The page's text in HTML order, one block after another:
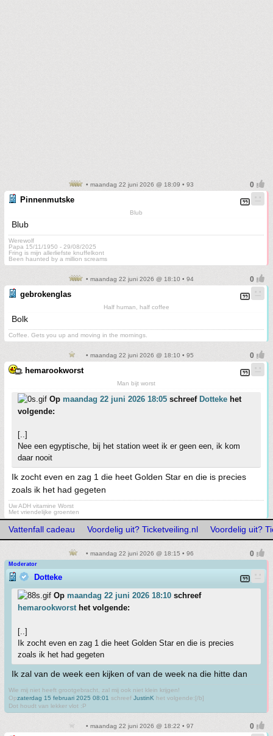
• maandag 22 juni 2026 @ 18:09 • 93
Pinnenmutske
Blub
Blub
Werewolf
Papa 15/11/1950 - 29/08/2025
Fring is mijn allerliefste knuffelkont
Been haunted by a million screams
• maandag 22 juni 2026 @ 18:10 • 94
gebrokenglas
Half human, half coffee
Bolk
Coffee. Gets you up and moving in the mornings.
• maandag 22 juni 2026 @ 18:10 • 95
hemarookworst
Man bijt worst
Op maandag 22 juni 2026 18:05 schreef Dotteke het
volgende:
[..]
Nee een egyptische, bij het station weet ik er geen een, ik kom
daar nooit
Ik zocht even en zag 1 die heet Golden Star en die is precies
zoals ik het had gegeten
Uw ADH vitamine Worst
Met vriendelijke groenten
Vattenfall cadeau Voordelig uit? Ticketveiling.nl Voordelig uit?
• maandag 22 juni 2026 @ 18:15 • 96
Moderator
Dotteke
Op maandag 22 juni 2026 18:10 schreef
hemarookworsthet volgende:
[..]
Ik zocht even en zag 1 die heet Golden Star en die is precies
zoals ik het had gegeten
Ik zal van de week een kijken of van de week na die hitte dan
Wie mij niet heeft grootgebracht, zal mij ook niet klein krijgen!
Opzaterdag 15 februari 2025 08:01 schreef JustinK het volgende:[/b]
Dot houdt van lekker vlot :P
• maandag 22 juni 2026 @ 18:22 • 97